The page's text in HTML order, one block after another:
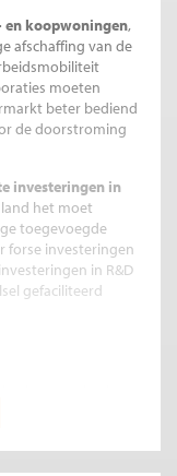
en koopwoningen,
afschaffing van de
moeten
beter bediend
de doorstroming
investeringen in
het moet
toegevoegde
forse investeringen
in R&D
gefaciliteerd
economische
moet zich
van de koek gaat,